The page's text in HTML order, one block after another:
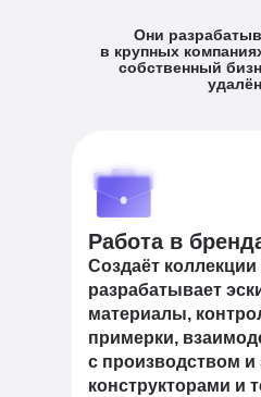
Работа в
Создаёт
разрабатывает
материалы,
примерки,
с производством и
конструкторами и
Они
в крупных
собственный